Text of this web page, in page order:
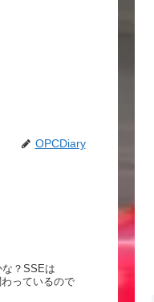
OPCDiary
？SSEは
っているので